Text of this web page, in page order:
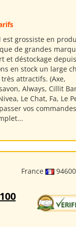
est grossiste en
de grandes
et déstockage
en stock un large
attractifs. (Axe,
Always, Cillit
Le Chat, Fa, Le
vos
France 94600